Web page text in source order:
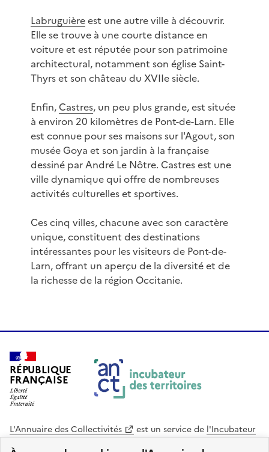
Labruguièreest une autre ville à découvrir.
Elle se trouve à une courte distance en
voiture et est réputée pour son patrimoine
architectural, notamment son église Saint-
Thyrs et son château du XVIIe siècle.
Enfin, Castres, un peu plus grande, est située
à environ 20 kilomètres de Pont-de-Larn. Elle
est connue pour ses maisons sur l'Agout, son
musée Goya et son jardin à la française
dessiné par André Le Nôtre. Castres est une
ville dynamique qui offre de nombreuses
activités culturelles et sportives.
Ces cinq villes, chacune avec son caractère
unique, constituent des destinations
intéressantes pour les visiteurs de Pont-de-
Larn, offrant un aperçu de la diversité et de
la richesse de la région Occitanie.
RÉPUBLIQUE
FRANÇAISE
L'Annuaire des Collectivités est un service de l'Incubateur
des Territoires